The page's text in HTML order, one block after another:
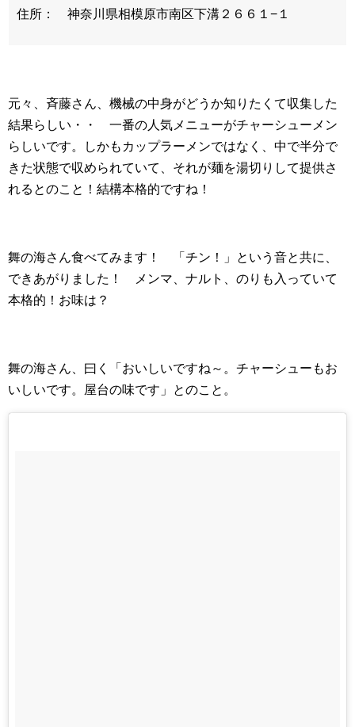
住所： 神奈川県相模原市南区下溝２６６１−１
元々、斉藤さん、機械の中身がどうか知りたくて収集した
結果らしい・・ 一番の人気メニューがチャーシューメン
らしいです。しかもカップラーメンではなく、中で半分で
きた状態で収められていて、それが麺を湯切りして提供さ
れるとのこと！結構本格的ですね！
舞の海さん食べてみます！ 「チン！」という音と共に、
できあがりました！ メンマ、ナルト、のりも入っていて
本格的！お味は？
舞の海さん、曰く「おいしいですね～。チャーシューもお
いしいです。屋台の味です」とのこと。